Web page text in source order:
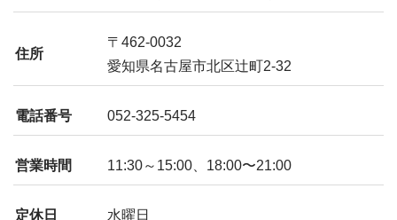
住所
〒462-0032
愛知県名古屋市北区辻町2-32
電話番号 052-325-5454
営業時間 11:30～15:00、18:00〜21:00
定休日 水曜日